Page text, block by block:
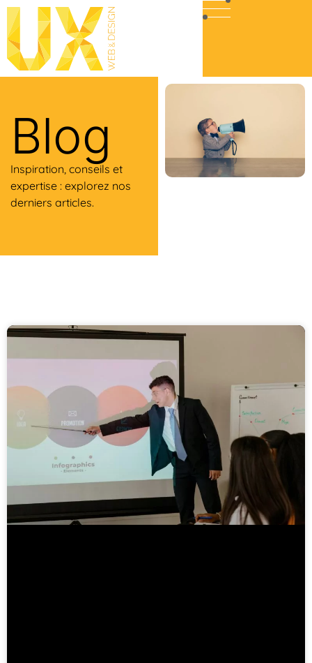
Blog
Inspiration, conseils et
expertise : explorez nos
derniers articles.